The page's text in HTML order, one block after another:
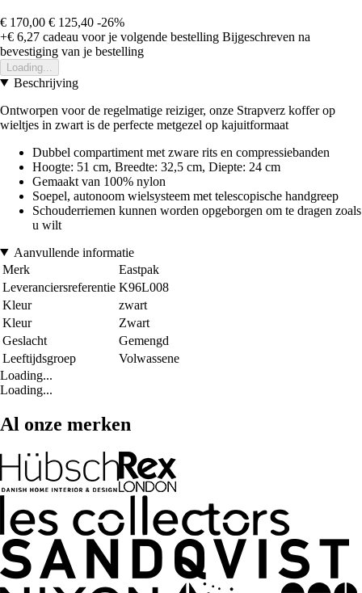
€ 170,00 € 125,40 -26%
+€ 6,27 cadeau voor je volgende bestelling Bijgeschreven na
bevestiging van je bestelling
Loading...
Beschrijving
Ontworpen voor de regelmatige reiziger, onze Strapverz koffer op
wieltjes in zwart is de perfecte metgezel op kajuitformaat
Dubbel compartiment met zware rits en compressiebanden
Hoogte: 51 cm, Breedte: 32,5 cm, Diepte: 24 cm
Gemaakt van 100% nylon
Soepel, autonoom wielsysteem met telescopische handgreep
Schouderriemen kunnen worden opgeborgen om te dragen zoals
u wilt
Aanvullende informatie
Merk
Eastpak
Leveranciersreferentie K96L008
Kleur
zwart
Kleur
Zwart
Geslacht
Gemengd
Leeftijdsgroep
Volwassene
Loading...
Loading...
Al onze merken